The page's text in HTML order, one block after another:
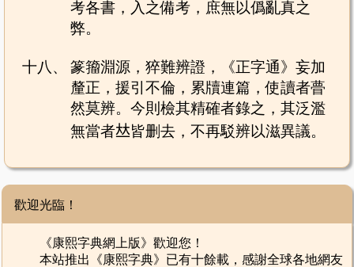
考各書，入之備考，庶無以僞亂真之
弊。
十八、
篆籀淵源，猝難辨證，《正字通》妄加
釐正，援引不倫，累牘連篇，使讀者瞢
然莫辨。今則檢其精確者錄之，其泛濫
無當者𠀤皆删去，不再駁辨以滋異議。
歡迎光臨！
《康熙字典網上版》歡迎您！
本站推出《康熙字典》已有十餘載，感謝全球各地網友